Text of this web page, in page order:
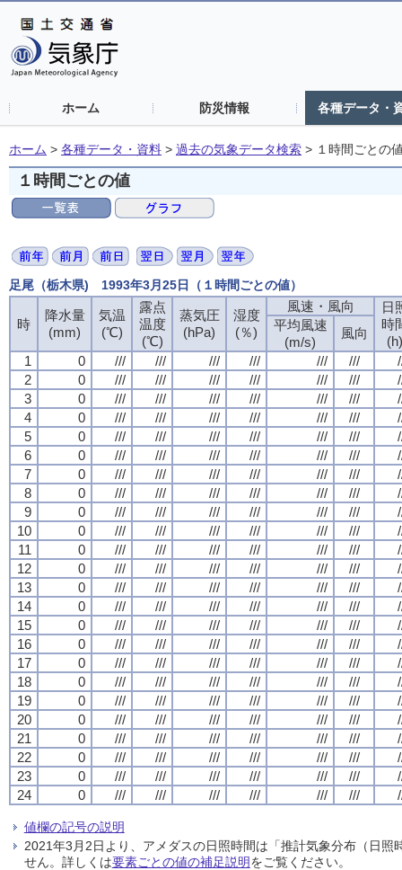
ホーム 防災情報 各種データ・
ホーム > 各種データ・資料 > 過去の気象データ検索 > １時間ごとの
１時間ごとの値
足尾（栃木県) 1993年3月25日（１時間ごとの値）
時
降水量
(mm)
気温
(℃)
露点
温度
(℃)
蒸気圧
(hPa)
湿度
(％)
風速・風向
日
時
(h)
平均風速
(m/s)
風向
1
0 /// /// /// /// /// ///
2
0 /// /// /// /// /// ///
3
0 /// /// /// /// /// ///
4
0 /// /// /// /// /// ///
5
0 /// /// /// /// /// ///
6
0 /// /// /// /// /// ///
7
0 /// /// /// /// /// ///
8
0 /// /// /// /// /// ///
9
0 /// /// /// /// /// ///
10
0 /// /// /// /// /// ///
11
0 /// /// /// /// /// ///
12
0 /// /// /// /// /// ///
13
0 /// /// /// /// /// ///
14
0 /// /// /// /// /// ///
15
0 /// /// /// /// /// ///
16
0 /// /// /// /// /// ///
17
0 /// /// /// /// /// ///
18
0 /// /// /// /// /// ///
19
0 /// /// /// /// /// ///
20
0 /// /// /// /// /// ///
21
0 /// /// /// /// /// ///
22
0 /// /// /// /// /// ///
23
0 /// /// /// /// /// ///
24
0 /// /// /// /// /// ///
値欄の記号の説明
2021年3月2日より、アメダスの日照時間は「推計気象分布（日
せん。詳しくは要素ごとの値の補足説明をご覧ください。